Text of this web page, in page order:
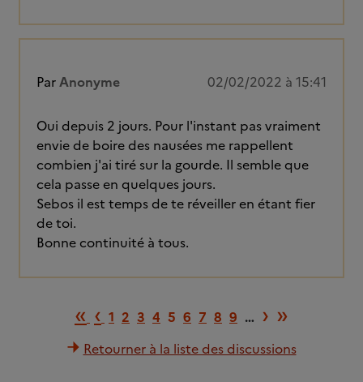
ParAnonyme 02/02/2022 à 15:41
Oui depuis 2 jours. Pour l'instant pas vraiment
envie de boire des nausées me rappellent
combien j'ai tiré sur la gourde. Il semble que
cela passe en quelques jours.
Sebos il est temps de te réveiller en étant fier
de toi.
Bonne continuité à tous.
Première page
« Page précédente
‹ 1 2 3 4 5 6 7 8 9 … Page
› »
Retourner à la liste des discussions